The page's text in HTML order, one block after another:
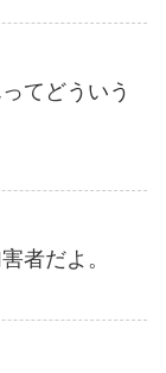
てどういう
者だよ。